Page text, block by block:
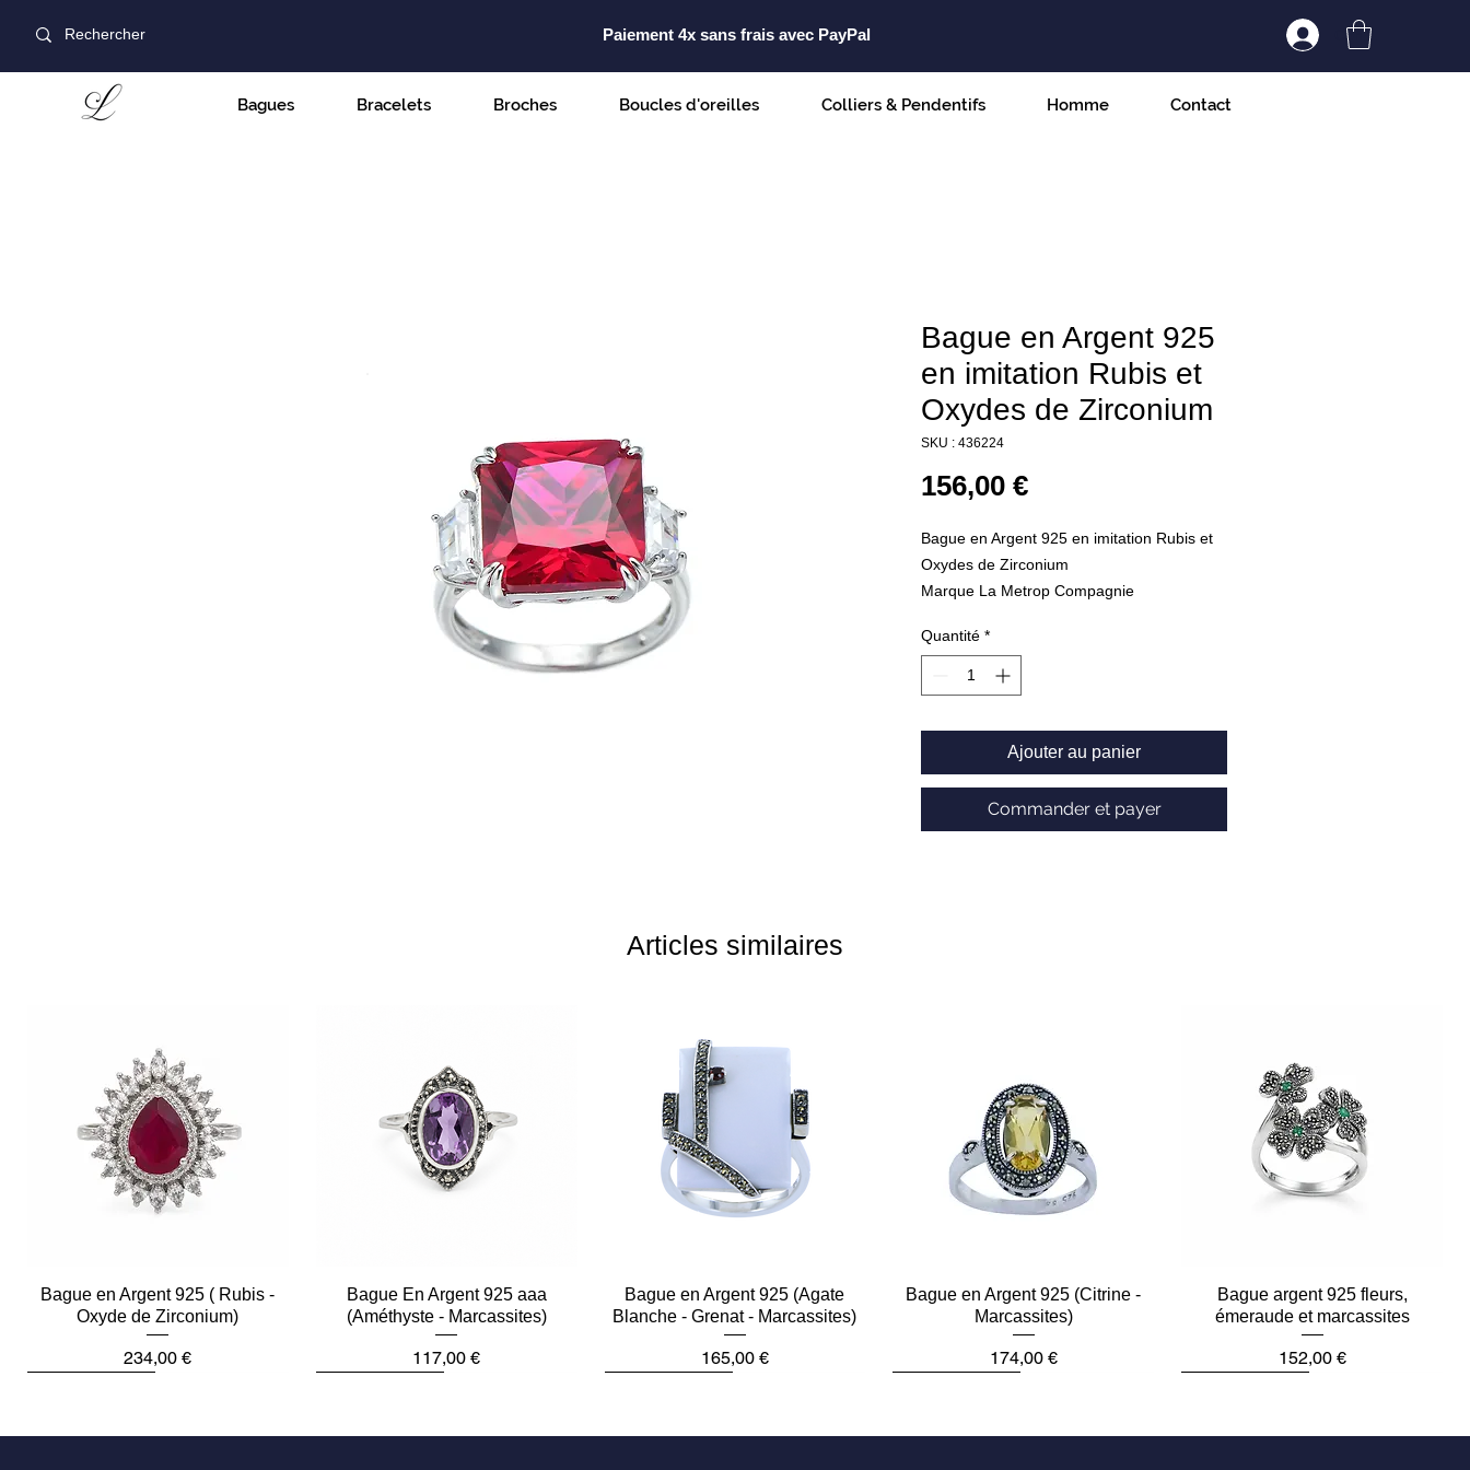
Paiement 4x sans frais avec PayPal Connexion/
Bagues Bracelets Broches Boucles d'oreilles Colliers & Pendentifs Homme Contact
Bague en Argent 925
en imitation Rubis et
Oxydes de Zirconium
SKU : 436224
156,00 €Prix
Bague en Argent 925 en imitation Rubis et
Oxydes de Zirconium
Marque La Metrop Compagnie
Quantité *
Ajouter au panier
Commander et payer
Articles similaires
Aperçu rapide
Bague en Argent 925 ( Rubis -
Oxyde de Zirconium)
Prix
234,00 €
Aperçu rapide
Bague En Argent 925 aaa
(Améthyste - Marcassites)
Prix
117,00 €
Aperçu rapide
Bague en Argent 925 (Agate
Blanche - Grenat - Marcassites)
Prix
165,00 €
Aperçu rapide
Bague en Argent 925 (Citrine -
Marcassites)
Prix
174,00 €
Aperçu rapide
Bague argent 925 fleurs,
émeraude et marcassites
Prix
152,00 €